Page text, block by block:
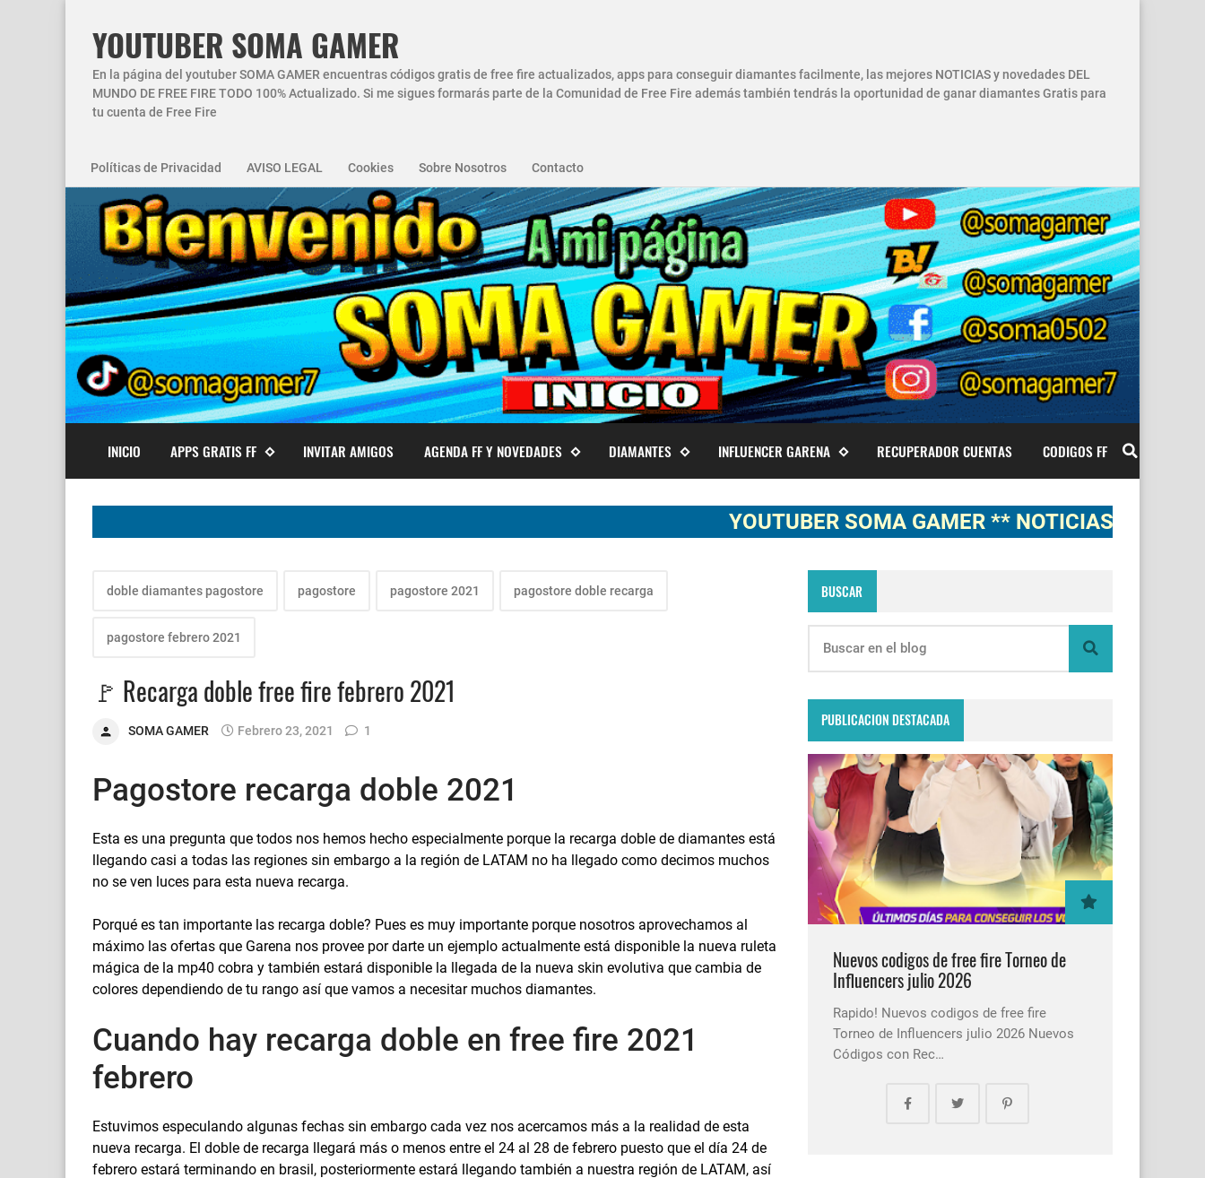
YOUTUBER SOMA GAMER
En la página del youtuber SOMA GAMER encuentras códigos gratis de free fire actualizados, apps para conseguir diamantes facilmente, las mejores NOTICIAS y novedades DEL
MUNDO DE FREE FIRE TODO 100% Actualizado. Si me sigues formarás parte de la Comunidad de Free Fire además también tendrás la oportunidad de ganar diamantes Gratis para
tu cuenta de Free Fire
Políticas de Privacidad AVISO LEGAL Cookies Sobre Nosotros Contacto
INICIO APPS GRATIS FF INVITAR AMIGOS AGENDA FF Y NOVEDADES DIAMANTES INFLUENCER GARENA RECUPERADOR CUENTAS CODIGOS FF
YOUTUBER SOMA GAMER ** NOTICIAS,
doble diamantes pagostore pagostore pagostore 2021 pagostore doble recarga
pagostore febrero 2021
🚩 Recarga doble free fire febrero 2021
SOMA GAMER Febrero 23, 2021 1
Pagostore recarga doble 2021
Esta es una pregunta que todos nos hemos hecho especialmente porque la recarga doble de diamantes está
llegando casi a todas las regiones sin embargo a la región de LATAM no ha llegado como decimos muchos
no se ven luces para esta nueva recarga.
Porqué es tan importante las recarga doble? Pues es muy importante porque nosotros aprovechamos al
máximo las ofertas que Garena nos provee por darte un ejemplo actualmente está disponible la nueva ruleta
mágica de la mp40 cobra y también estará disponible la llegada de la nueva skin evolutiva que cambia de
colores dependiendo de tu rango así que vamos a necesitar muchos diamantes.
Cuando hay recarga doble en free fire 2021
febrero
Estuvimos especulando algunas fechas sin embargo cada vez nos acercamos más a la realidad de esta
nueva recarga. El doble de recarga llegará más o menos entre el 24 al 28 de febrero puesto que el día 24 de
febrero estará terminando en brasil, posteriormente estará llegando también a nuestra región de LATAM, así
BUSCAR
PUBLICACION DESTACADA
Nuevos codigos de free fire Torneo de
Influencers julio 2026
Rapido! Nuevos codigos de free fire
Torneo de Influencers julio 2026 Nuevos
Códigos con Rec…